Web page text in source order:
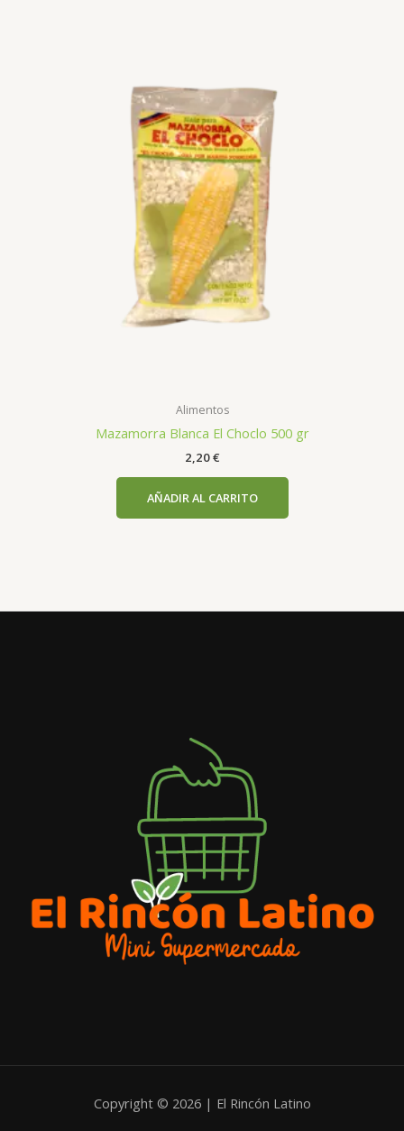
Alimentos
Mazamorra Blanca El Choclo 500 gr
2,20€
AÑADIR AL CARRITO
Copyright © 2026 | El Rincón Latino